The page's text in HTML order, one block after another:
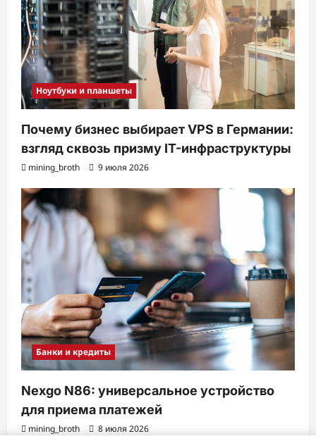
Ноутбуки и планшеты
Почему бизнес выбирает VPS в Германии:
взгляд сквозь призму IT-инфраструктуры
mining_broth 9 июля 2026
Банки и кредиты
Nexgo N86: универсальное устройство
для приема платежей
mining_broth 8 июля 2026